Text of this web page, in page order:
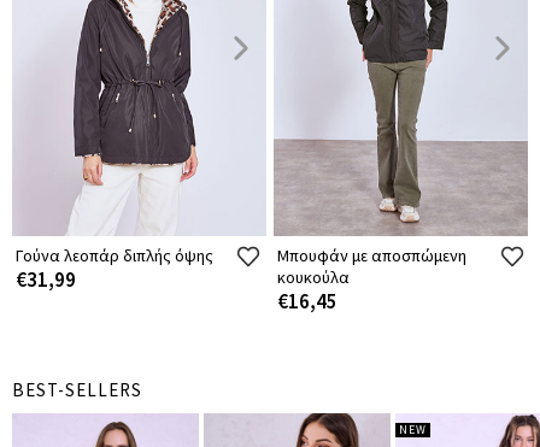
Γούνα λεοπάρ διπλής όψης
€31,99
Μπουφάν με αποσπώμενη
κουκούλα
€16,45
BEST-SELLERS
NEW